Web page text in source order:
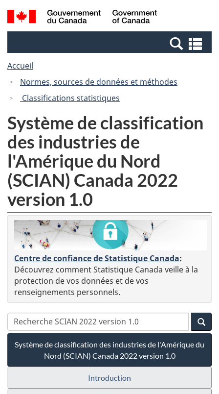
Passer
au
Passer
à
Canada
Recherche
et
et
Accueil
Normes, sources de données et méthodes
Classifications statistiques
Système de classification
des industries de
l'Amérique du Nord
(SCIAN) Canada 2022
version 1.0
Centre de confiance de Statistique Canada:
Découvrez comment Statistique Canada veille à la
protection de vos données et de vos
renseignements personnels.
Système de classification des industries de l'Amérique du
Nord (SCIAN) Canada 2022 version 1.0
Introduction